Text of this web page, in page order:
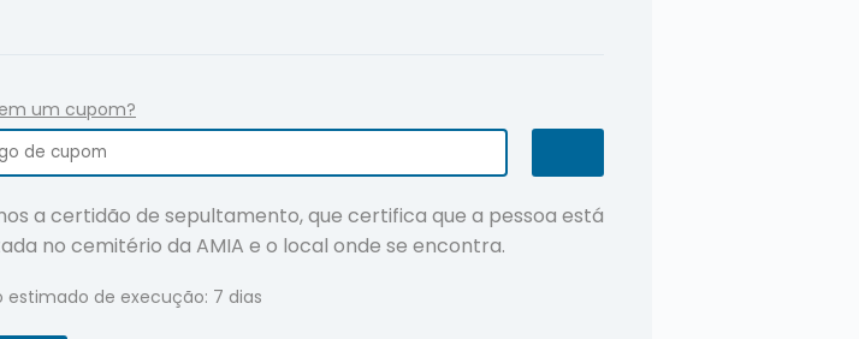
um cupom?
a certidão de sepultamento, que certifica que a pessoa está
no cemitério da AMIA e o local onde se encontra.
estimado de execução: 7 dias